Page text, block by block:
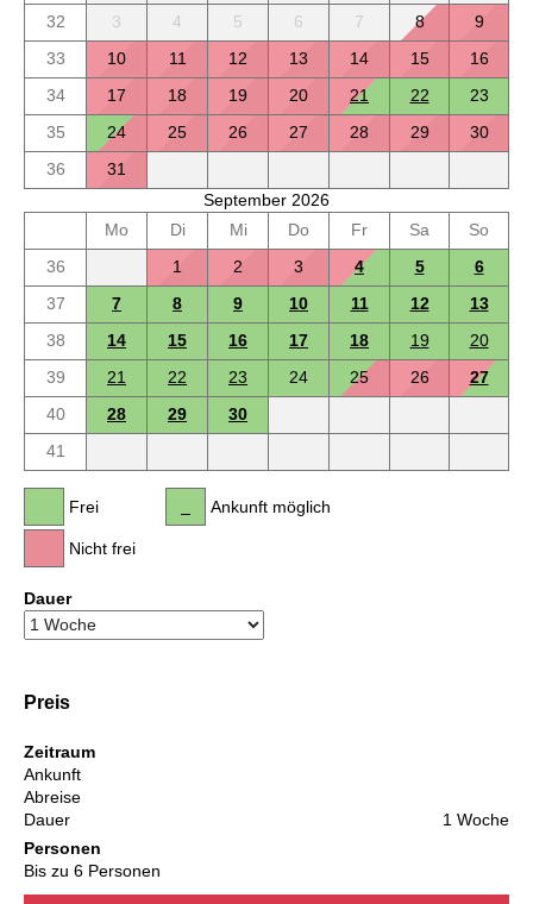
32
3 4 5 6 7 8
9
33
10 11 12 13 14 15
16
34
17 18 19 20 21 22
23
35
24 25 26 27 28 29
30
36
31
September 2026
Mo
Di Mi Do Fr Sa
So
36
1 2 3 4 5
6
37
7 8 9 10 11 12
13
38
14 15 16 17 18 19
20
39
21 22 23 24 25 26
27
40
28 29
30
41
Frei
Nicht frei
Ankunft möglich
Dauer
Preis
Zeitraum
Ankunft
Abreise
Dauer
1 Woche
Personen
Bis zu 6 Personen